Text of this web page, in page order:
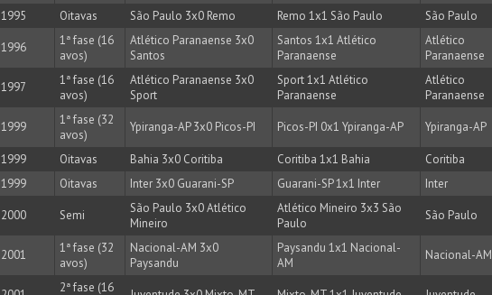
1995 Oitavas São Paulo 3x0 Remo Remo 1x1 São Paulo São Paulo
1996
1ª fase (16
avos)
Atlético Paranaense 3x0
Santos
Santos 1x1 Atlético
Paranaense
Atlético
Paranaense
1997
1ª fase (16
avos)
Atlético Paranaense 3x0
Sport
Sport 1x1 Atlético
Paranaense
Atlético
Paranaense
1999
1ª fase (32
avos)
Ypiranga-AP 3x0 Picos-PI Picos-PI 0x1 Ypiranga-AP Ypiranga-AP
1999 Oitavas Bahia 3x0 Coritiba Coritiba 1x1 Bahia
Coritiba
1999
Oitavas Inter 3x0 Guarani-SP Guarani-SP 1x1 Inter Inter
2000 Semi
São Paulo 3x0 Atlético
Mineiro
Atlético Mineiro 3x3 São
Paulo
São Paulo
2001
1ª fase (32
avos)
Nacional-AM 3x0
Paysandu
Paysandu 1x1 Nacional-
AM
Nacional-AM
2ª fase (16